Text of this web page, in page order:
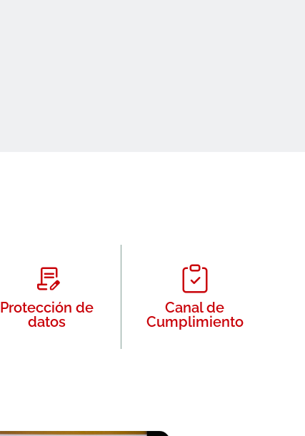
Protección de
datos
Canal de
Cumplimiento